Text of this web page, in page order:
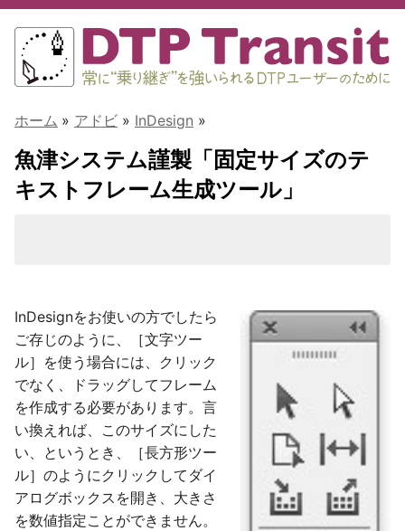
ホーム » アドビ » InDesign »
魚津システム謹製「固定サイズのテ
キストフレーム生成ツール」
InDesignをお使いの方でしたら
ご存じのように、［文字ツー
ル］を使う場合には、クリック
でなく、ドラッグしてフレーム
を作成する必要があります。言
い換えれば、このサイズにした
い、というとき、［長方形ツー
ル］のようにクリックしてダイ
アログボックスを開き、大きさ
を数値指定ことができません。